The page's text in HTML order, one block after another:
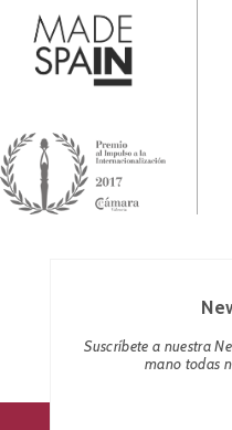
Suscríbete a nuestra
mano todas